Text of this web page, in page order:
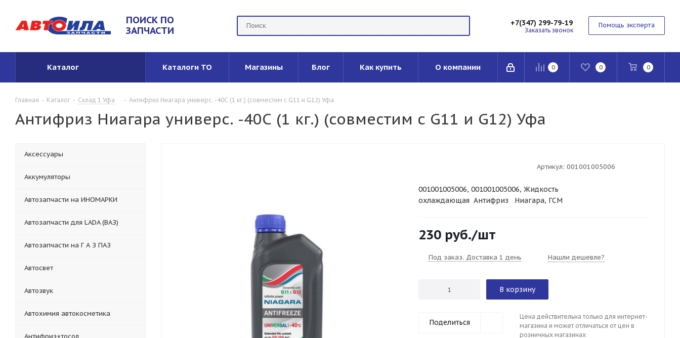
ПОИСК ПО
ЗАПЧАСТИ
+7(347) 299-79-19
Заказать звонок
Помощь эксперта
0 0 0
Каталог Каталоги ТО Магазины Блог Как купить О компании
Главная - Каталог - Склад 1 Уфа - Антифриз Ниагара универс. -40С (1 кг.) (совместим с G11 и G12) Уфа
Антифриз Ниагара универс. -40С (1 кг.) (совместим с G11 и G12) Уфа
Артикул: 001001005006
001001005006, 001001005006, Жидкость
охлаждающая Антифриз Ниагара, ГСМ
230 руб./шт
Под заказ. Доставка 1 день Нашли дешевле?
В корзину
Поделиться
Цена действительна только для интернет-
магазина и может отличаться от цен в
розничных магазинах
Аксессуары
Аккумуляторы
Автозапчасти на ИНОМАРКИ
Автозапчасти для LADA (ВАЗ)
Автозапчасти на Г А З ПАЗ
Автосвет
Автозвук
Автохимия автокосметика
Антифриз+тосол